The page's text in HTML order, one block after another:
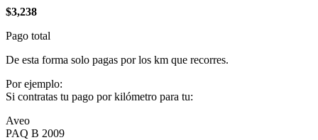
$3,238
Pago total
De esta forma solo pagas por los km que recorres.
Por ejemplo:
Si contratas tu pago por kilómetro para tu:
Aveo
PAQ B 2009